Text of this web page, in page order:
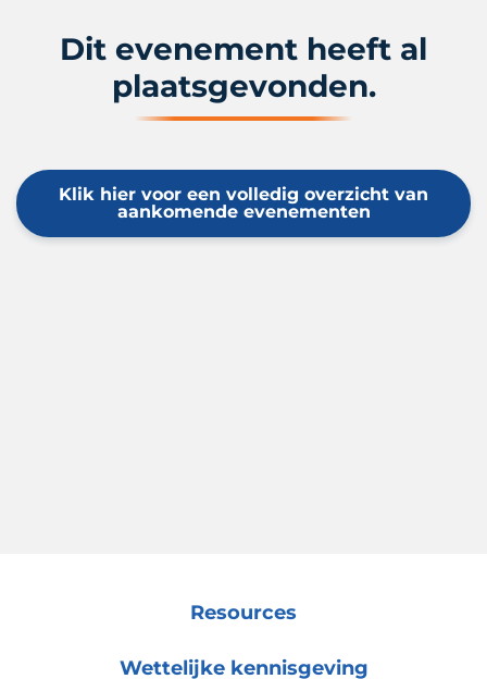
Dit evenement heeft al
plaatsgevonden.
Klik hier voor een volledig overzicht van
aankomende evenementen
Resources
Wettelijke kennisgeving